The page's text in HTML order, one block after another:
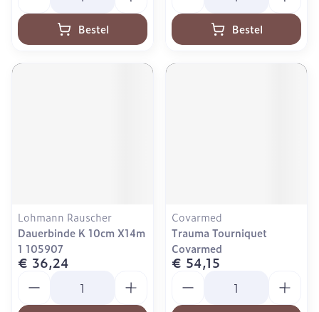
Bestel Bestel
Lohmann Rauscher
Dauerbinde K 10cm X14m
1 105907
€ 36,24
Covarmed
Trauma Tourniquet
Covarmed
€ 54,15